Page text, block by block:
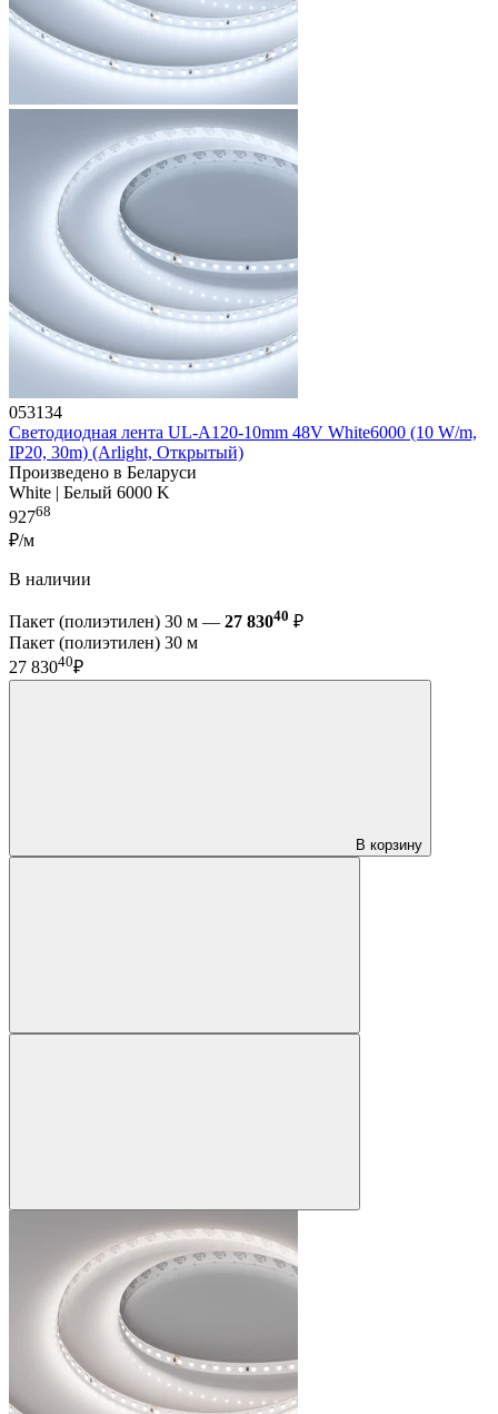
053134
Светодиодная лента UL-A120-10mm 48V White6000 (10 W/m,
IP20, 30m) (Arlight, Открытый)
Произведено в Беларуси
White | Белый 6000 K
92768
₽/м
В наличии
Пакет (полиэтилен) 30 м — 27 83040 ₽
Пакет (полиэтилен) 30 м
27 83040₽
В корзину